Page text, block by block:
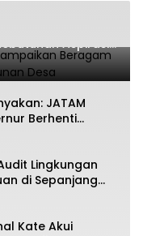
Warga
Aspirasi
JATAM
Berhenti
Selamatkan
Lingkungan
di Sepanjang
Kate Akui